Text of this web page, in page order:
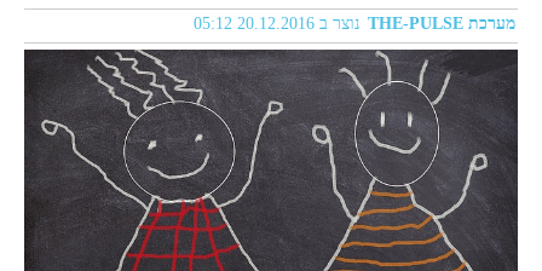
מערכת THE-PULSE נוצר ב 20.12.2016 05:12